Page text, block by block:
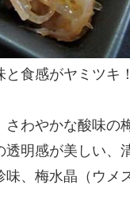
食感がヤミツキ！
さわやかな酸味の
透明感が美しい、
味、梅水晶（ウメ